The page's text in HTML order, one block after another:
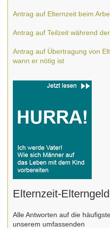
Antrag auf Elternzeit beim
Antrag auf Teilzeit während
Antrag auf Übertragung von
wann er nötig ist
Elternzeit-
Alle Antworten auf die
unserem umfassenden